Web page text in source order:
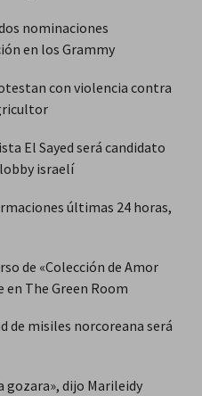
nominaciones
en los Grammy
con violencia contra
El Sayed será candidato
israelí
últimas 24 horas,
de «Colección de Amor
en The Green Room
de misiles norcoreana será
gozara», dijo Marileidy